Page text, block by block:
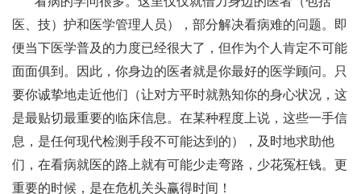
医、技）护和医学管理人员），部分解决看病难的问题。即
便当下医学普及的力度已经很大了，但作为个人肯定不可能
面面俱到。因此，你身边的医者就是你最好的医学顾问。只
要你诚挚地走近他们（让对方平时就熟知你的身心状况，这
是最贴切最重要的临床信息。在某种程度上说，这些一手信
息，是任何现代检测手段不可能达到的），及时地求助他
们，在看病就医的路上就有可能少走弯路，少花冤枉钱。更
重要的时候，是在危机关头赢得时间！